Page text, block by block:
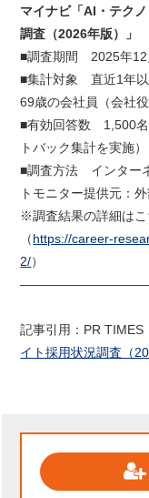
マイナビ「AI・テク
調査（2026年版）」
■調査期間 2025年12
■集計対象 直近1年以
69歳の会社員（会社
■有効回答数 1,500名
トバック集計を実施）
■調査方法 インター
トモニター提供元：
※調査結果の詳細はこ
（https://career-
2/）
記事引用：PR TIMES
イト採用状況調査（